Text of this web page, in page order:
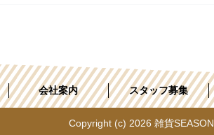
会社案内 スタッフ募集
Copyright (c) 2026 雑貨SEASON.